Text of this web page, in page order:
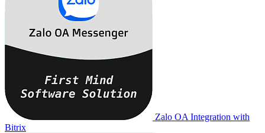
Zalo OA Integration with
Bitrix